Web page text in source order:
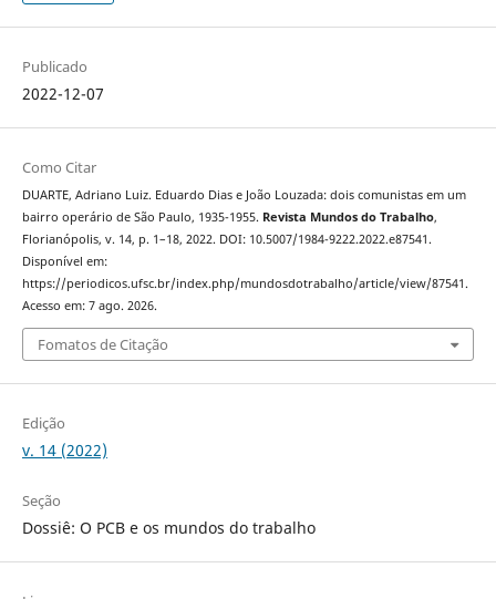
Publicado
2022-12-07
Como Citar
DUARTE, Adriano Luiz. Eduardo Dias e João Louzada: dois comunistas em um
bairro operário de São Paulo, 1935-1955. Revista Mundos do Trabalho,
Florianópolis, v. 14, p. 1–18, 2022. DOI: 10.5007/1984-9222.2022.e87541.
Disponível em:
https://periodicos.ufsc.br/index.php/mundosdotrabalho/article/view/87541.
Acesso em: 7 ago. 2026.
Fomatos de Citação
Edição
v. 14 (2022)
Seção
Dossiê: O PCB e os mundos do trabalho